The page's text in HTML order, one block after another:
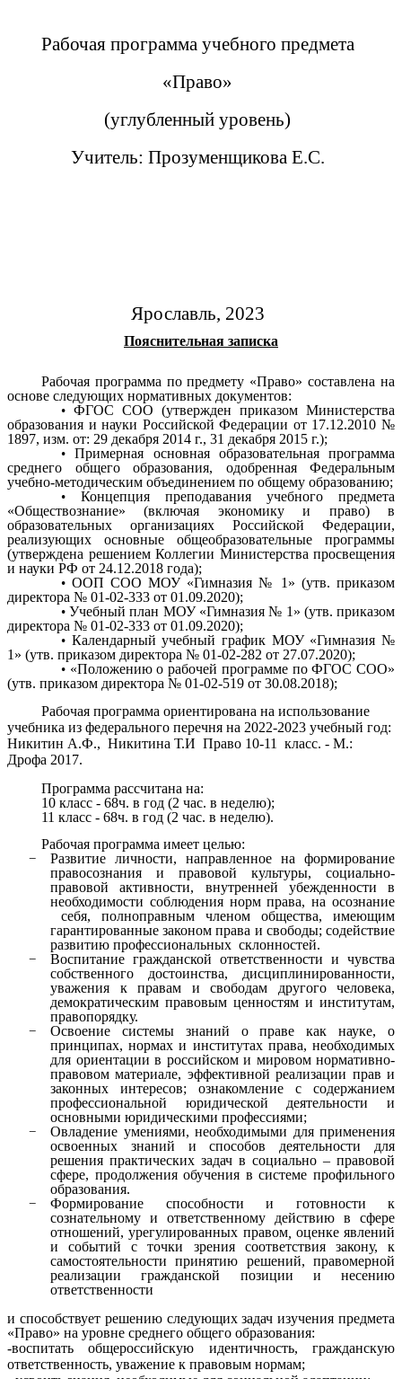
Рабочая программа учебного предмета
«Право»
(углубленный уровень)
Учитель: Прозуменщикова Е.С.
Ярославль, 2023
Пояснительная записка
Рабочая программа по предмету «Право» составлена на
основе следующих нормативных документов:
ФГОС СОО (утвержден приказом Министерства
образования и науки Российской Федерации от 17.12.2010 №
1897, изм. от: 29 декабря 2014 г., 31 декабря 2015 г.);
Примерная основная образовательная программа
среднего общего образования, одобренная Федеральным
учебно-методическим объединением по общему образованию;
Концепция преподавания учебного предмета
«Обществознание» (включая экономику и право) в
образовательных организациях Российской Федерации,
реализующих основные общеобразовательные программы
(утверждена решением Коллегии Министерства просвещения
и науки РФ от 24.12.2018 года);
ООП СОО МОУ «Гимназия № 1» (утв. приказом
директора № 01-02-333 от 01.09.2020);
Учебный план МОУ «Гимназия № 1» (утв. приказом
директора № 01-02-333 от 01.09.2020);
Календарный учебный график МОУ «Гимназия №
1» (утв. приказом директора № 01-02-282 от 27.07.2020);
«Положению о рабочей программе по ФГОС СОО»
(утв. приказом директора № 01-02-519 от 30.08.2018);
Рабочая программа ориентирована на использование
учебника из федерального перечня на 2022-2023 учебный год:
Никитин А.Ф., Никитина Т.И Право 10-11 класс. - М.:
Дрофа 2017.
Программа рассчитана на:
10 класс - 68ч. в год (2 час. в неделю);
11 класс - 68ч. в год (2 час. в неделю).
Рабочая программа имеет целью:
Развитие личности, направленное на формирование
правосознания и правовой культуры, социально-
правовой активности, внутренней убежденности в
необходимости соблюдения норм права, на осознание
себя, полноправным членом общества, имеющим
гарантированные законом права и свободы; содействие
развитию профессиональных склонностей.
Воспитание гражданской ответственности и чувства
собственного достоинства, дисциплинированности,
уважения к правам и свободам другого человека,
демократическим правовым ценностям и институтам,
правопорядку.
Освоение системы знаний о праве как науке, о
принципах, нормах и институтах права, необходимых
для ориентации в российском и мировом нормативно-
правовом материале, эффективной реализации прав и
законных интересов; ознакомление с содержанием
профессиональной юридической деятельности и
основными юридическими профессиями;
Овладение умениями, необходимыми для применения
освоенных знаний и способов деятельности для
решения практических задач в социально – правовой
сфере, продолжения обучения в системе профильного
образования.
Формирование способности и готовности к
сознательному и ответственному действию в сфере
отношений, урегулированных правом, оценке явлений
и событий с точки зрения соответствия закону, к
самостоятельности принятию решений, правомерной
реализации гражданской позиции и несению
ответственности
и способствует решению следующих задач изучения предмета
«Право» на уровне среднего общего образования:
-воспитать общероссийскую идентичность, гражданскую
ответственность, уважение к правовым нормам;